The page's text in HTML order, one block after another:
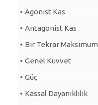
Agonist Kas
Antagonist Kas
Bir Tekrar Maksimum
Genel Kuvvet
Güç
Kassal Dayanıklılık